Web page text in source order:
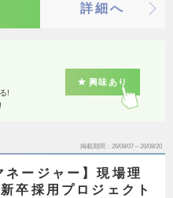
詳細へ
!
興味あり
掲載期間 26/08/07～26/08/20
ネージャー】現場理
卒採用プロジェクト